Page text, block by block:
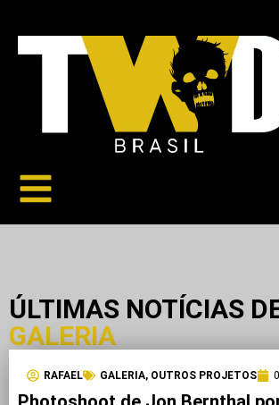
ÚLTIMAS NOTÍCIAS
GALERIA
RAFAEL GALERIA, OUTROS PROJETOS